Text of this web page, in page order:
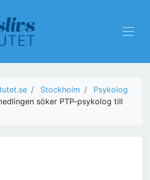
Stockholm
Psykolog
söker PTP-psykolog till